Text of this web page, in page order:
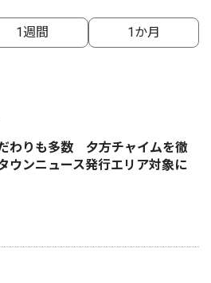
1週間 1か月
わりも多数 夕方チャイムを徹
ンニュース発行エリア対象に